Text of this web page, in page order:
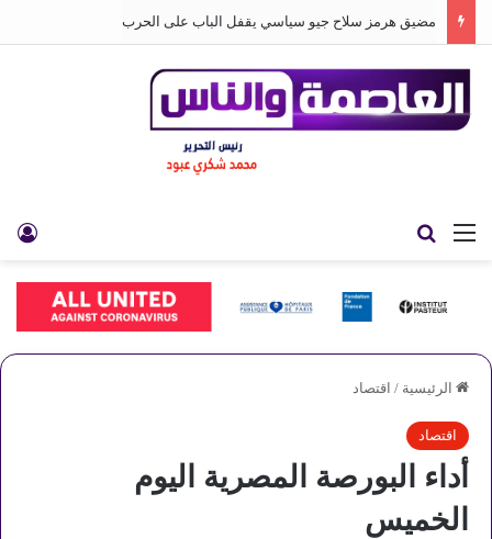
مضيق هرمز سلاح جيو سياسي يقفل الباب على الحرب
القائمة
الرئيسية / اقتصاد
اقتصاد
أداء البورصة المصرية اليوم
الخميس